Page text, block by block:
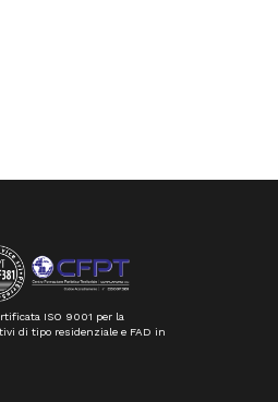
ISO 9001 per la
di tipo residenziale e FAD in